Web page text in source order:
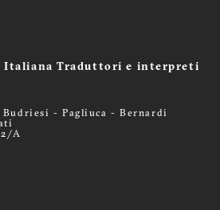
Italiana Traduttori e interpreti
Budriesi - Pagliuca - Bernardi
A